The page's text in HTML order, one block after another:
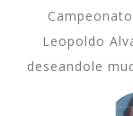
Leopoldo
deseandole